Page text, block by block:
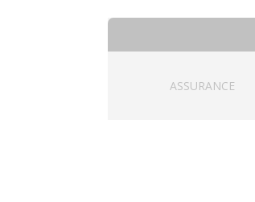
ASSURANCE